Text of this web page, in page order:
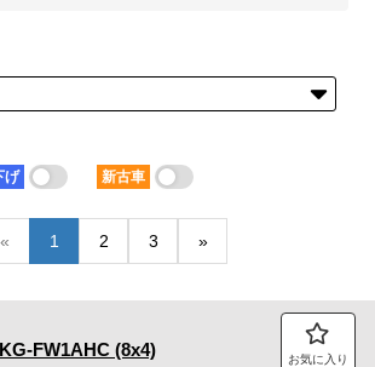
トラック市FC会員専用ページはこちら
ログイン
多い順
価格
安い順
高い順
多い順
短い順
げ 新古車
« 1 2 3 »
FW1AHC (8x4) お気に入り